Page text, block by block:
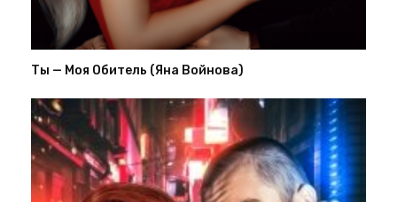
Ты — Моя Обитель (Яна Войнова)